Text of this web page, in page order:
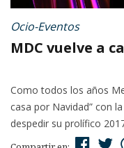
Ocio-Eventos
MDC vuelve a
Como todos los años
casa por Navidad” con
despedir su prolífico